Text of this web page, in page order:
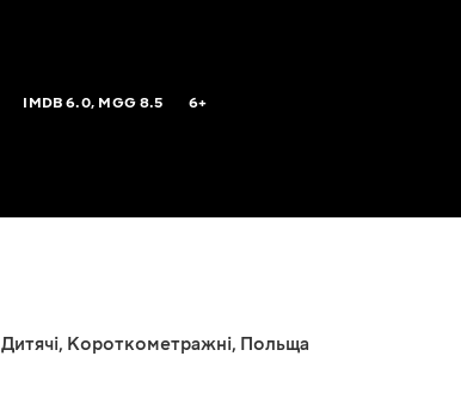
IMDB6.0, MGG8.5 6+
Дитячі, Короткометражні, Польща